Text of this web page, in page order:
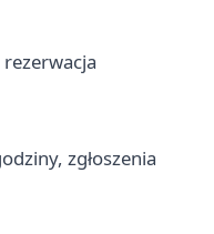
zgłoszenia